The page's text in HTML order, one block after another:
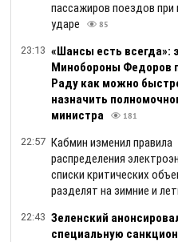
пассажиров поездов
ударе
85
23:13 «Шансы есть всегда»:
Минобороны Федоров
Раду как можно
назначить
министра
181
22:57 Кабмин изменил правила
распределения
списки критических
разделят на зимние и
22:43 Зеленский
специальную